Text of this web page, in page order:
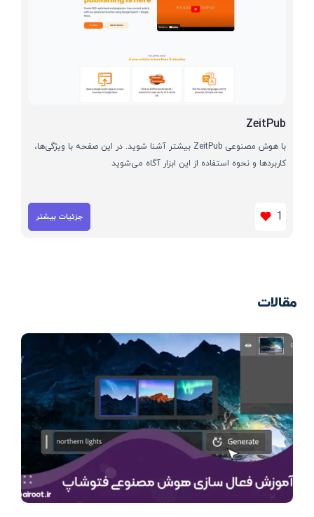
ZeitPub
با هوش مصنوعی ZeitPub بیشتر آشنا شوید. در این صفحه با ویژگی‌ها،
کاربردها و نحوه استفاده از این ابزار آگاه می‌شوید
1 جزئیات بیشتر
مقالات